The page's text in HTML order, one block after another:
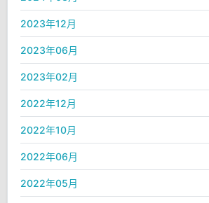
2023年12月
2023年06月
2023年02月
2022年12月
2022年10月
2022年06月
2022年05月